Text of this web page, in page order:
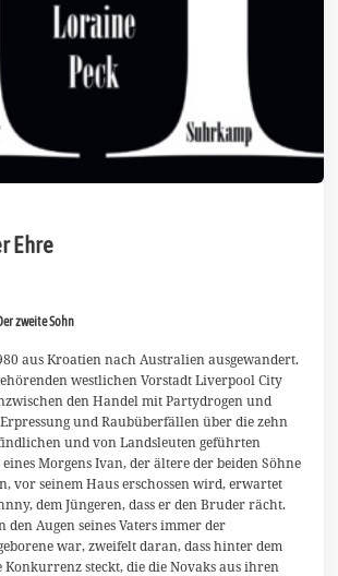
Ehre
zweite Sohn
aus Kroatien nach Australien ausgewandert.
westlichen Vorstadt Liverpool City
den Handel mit Partydrogen und
und Raubüberfällen über die zehn
und von Landsleuten geführten
eines Morgens Ivan, der ältere der beiden Söhne
vor seinem Haus erschossen wird, erwartet
dem Jüngeren, dass er den Bruder rächt.
den Augen seines Vaters immer der
war, zweifelt daran, dass hinter dem
Konkurrenz steckt, die die Novaks aus ihren